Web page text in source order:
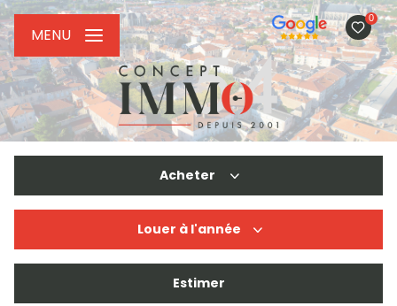
0
MENU
Acheter
De l'immo pro
Louer à l'année
Estimer